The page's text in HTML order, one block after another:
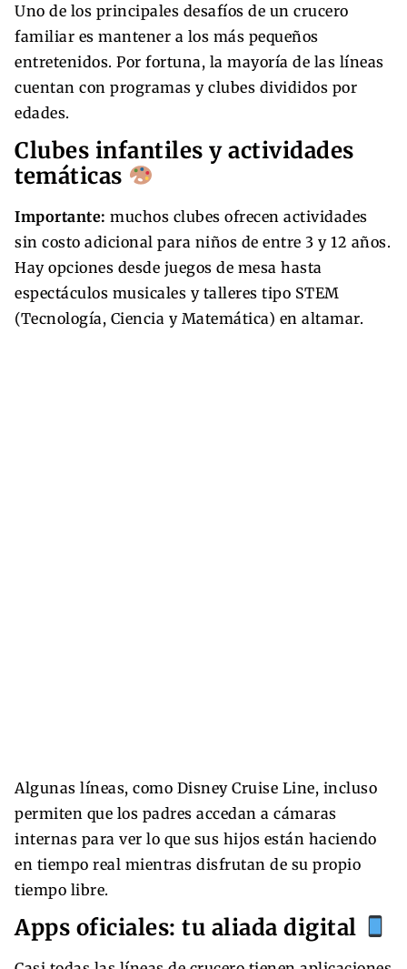
Uno de los principales desafíos de un crucero
familiar es mantener a los más pequeños
entretenidos. Por fortuna, la mayoría de las líneas
cuentan con programas y clubes divididos por
edades.
Clubes infantiles y actividades
temáticas
Importante: muchos clubes ofrecen actividades
sin costo adicional para niños de entre 3 y 12 años.
Hay opciones desde juegos de mesa hasta
espectáculos musicales y talleres tipo STEM
(Tecnología, Ciencia y Matemática) en altamar.
Algunas líneas, como Disney Cruise Line, incluso
permiten que los padres accedan a cámaras
internas para ver lo que sus hijos están haciendo
en tiempo real mientras disfrutan de su propio
tiempo libre.
Apps oficiales: tu aliada digital